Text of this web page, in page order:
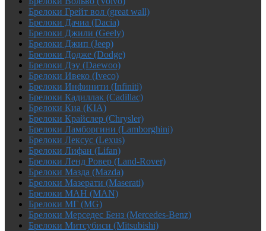
Брелоки Грейт вол (great wall)
Брелоки Дачиа (Dacia)
Брелоки Джили (Geely)
Брелоки Джип (Jeep)
Брелоки Додже (Dodge)
Брелоки Дэу (Daewoo)
Брелоки Ивеко (Iveco)
Брелоки Инфинити (Infiniti)
Брелоки Кадиллак (Cadillac)
Брелоки Киа (KIA)
Брелоки Крайслер (Chrysler)
Брелоки Ламборгини (Lamborghini)
Брелоки Лексус (Lexus)
Брелоки Лифан (Lifan)
Брелоки Ленд Ровер (Land-Rover)
Брелоки Мазда (Mazda)
Брелоки Мазерати (Maserati)
Брелоки МАН (MAN)
Брелоки МГ (MG)
Брелоки Мерседес Бенз (Mercedes-Benz)
Брелоки Митсубиси (Mitsubishi)